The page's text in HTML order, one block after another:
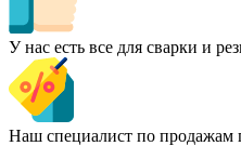
У нас есть все для сварки и
Наш специалист по